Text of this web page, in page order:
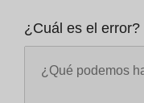
¿Cuál es el error?